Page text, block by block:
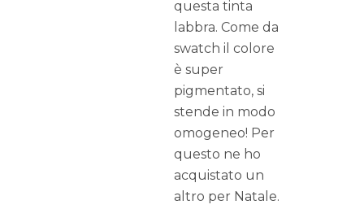
questa tinta
labbra. Come da
swatch il colore
è super
pigmentato, si
stende in modo
omogeneo! Per
questo ne ho
acquistato un
altro per Natale.